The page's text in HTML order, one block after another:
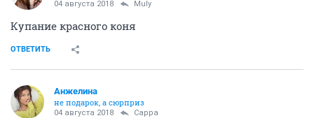
04 августа 2018 Muly
Купание красного коня
ОТВЕТИТЬ
Aнжелина
не подарок, а сюрприз
04 августа 2018 Сарра